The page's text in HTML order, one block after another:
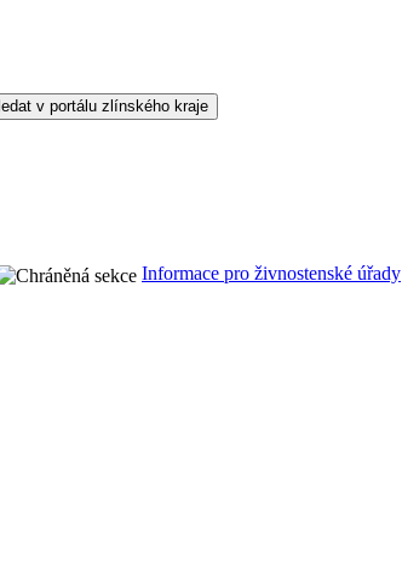
Informace pro živnostenské úřady